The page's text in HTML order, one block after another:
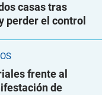
casas tras
perder el control
frente al
de